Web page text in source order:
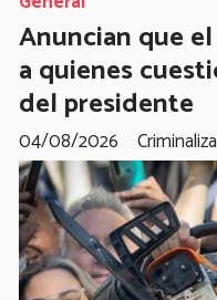
Anuncian que
a quienes
del presidente
04/08/2026